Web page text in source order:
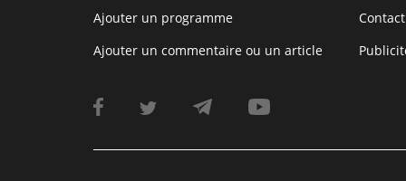
Ajouter un programme
Ajouter un commentaire ou un article
Contact